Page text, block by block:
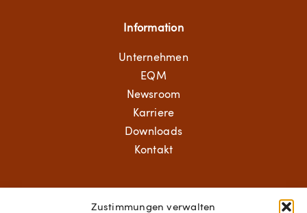
Zustimmungen verwalten
Information
Unternehmen
EQM
Newsroom
Karriere
Downloads
Kontakt
Aerospace Solutions